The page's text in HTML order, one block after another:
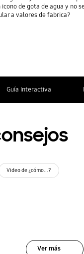
de gota de agua y no
a valores de fabrica?
Guía Interactiva
Video de ¿cómo...?
Ver más